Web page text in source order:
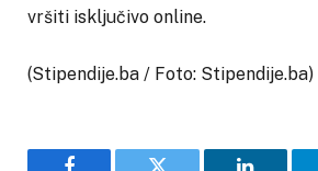
vršiti isključivo online.
(Stipendije.ba / Foto: Stipendije.ba)